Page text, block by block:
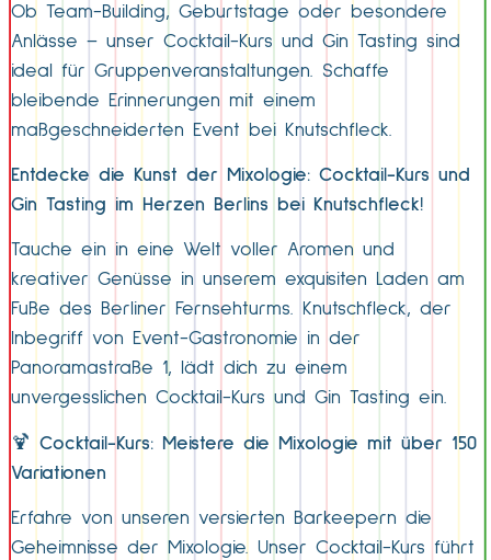
Ob Team-Building, Geburtstage oder besondere
Anlässe – unser Cocktail-Kurs und Gin Tasting sind
ideal für Gruppenveranstaltungen. Schaffe
bleibende Erinnerungen mit einem
maßgeschneiderten Event bei Knutschfleck.
Entdecke die Kunst der Mixologie: Cocktail-Kurs und
Gin Tasting im Herzen Berlins bei Knutschfleck!
Tauche ein in eine Welt voller Aromen und
kreativer Genüsse in unserem exquisiten Laden am
Fuße des Berliner Fernsehturms. Knutschfleck, der
Inbegriff von Event-Gastronomie in der
Panoramastraße 1, lädt dich zu einem
unvergesslichen Cocktail-Kurs und Gin Tasting ein.
🍹 Cocktail-Kurs: Meistere die Mixologie mit über 150
Variationen
Erfahre von unseren versierten Barkeepern die
Geheimnisse der Mixologie. Unser Cocktail-Kurs führt